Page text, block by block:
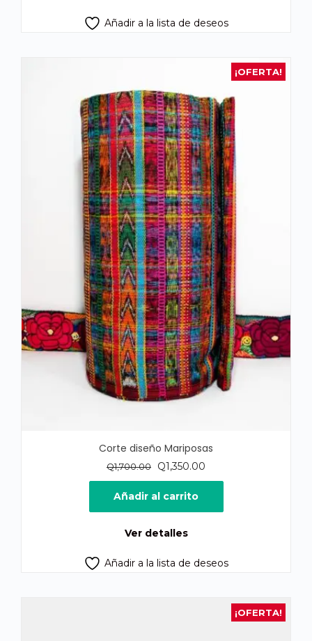
Añadir a la lista de deseos
¡OFERTA!
Corte diseño Mariposas
Q1,700.00
El
precio
original
era:
Q1,350.00
precio
es:
Añadir al carrito
Ver detalles
Añadir a la lista de deseos
¡OFERTA!